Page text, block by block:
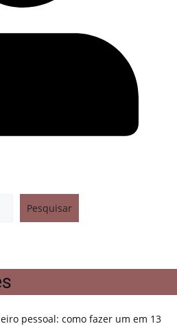
Pesquisar
pessoal: como fazer um em 13